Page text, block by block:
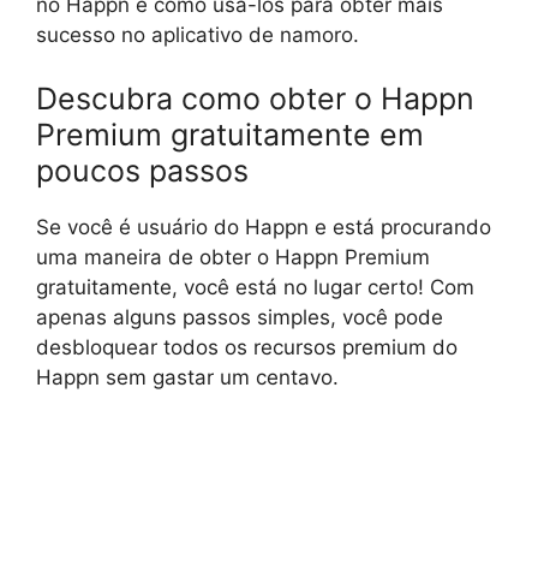
sucesso no aplicativo de namoro.
Descubra como obter o Happn
Premium gratuitamente em
poucos passos
Se você é usuário do Happn e está procurando
uma maneira de obter o Happn Premium
gratuitamente, você está no lugar certo! Com
apenas alguns passos simples, você pode
desbloquear todos os recursos premium do
Happn sem gastar um centavo.